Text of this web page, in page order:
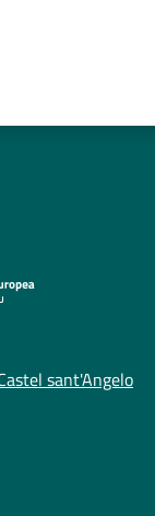
sant'Angelo